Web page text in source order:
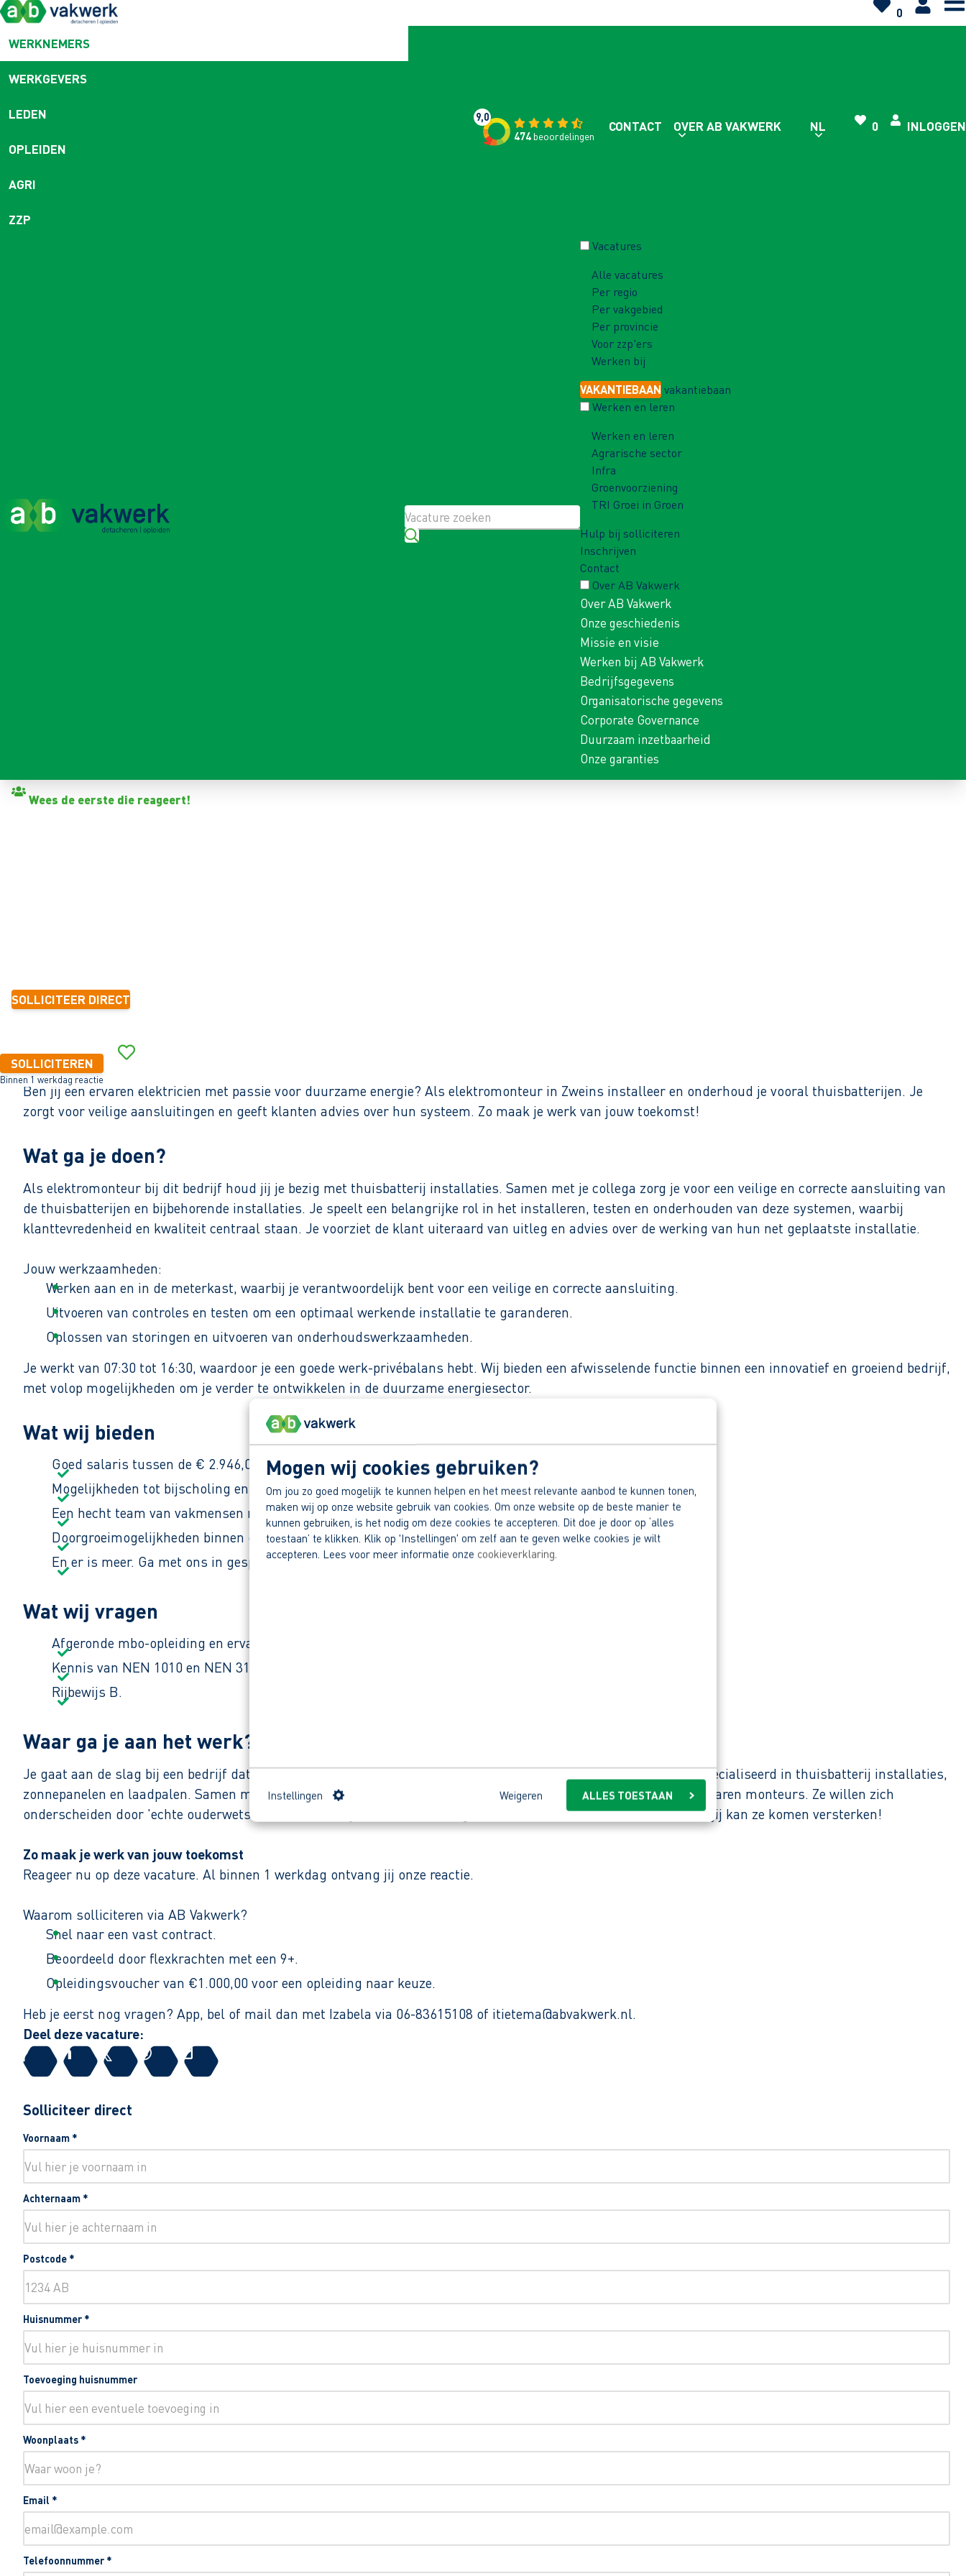
Mogen wij cookies gebruiken?
Om jou zo goed mogelijk te kunnen helpen en het meest relevante aanbod te kunnen tonen,
maken wij op onze website gebruik van cookies. Om onze website op de beste manier te
kunnen gebruiken, is het nodig om deze cookies te accepteren. Dit doe je door op ‘alles
toestaan’ te klikken. Klik op 'Instellingen' om zelf aan te geven welke cookies je wilt
accepteren. Lees voor meer informatie onze cookieverklaring.
Instellingen Weigeren ALLES TOESTAAN
0
WERKNEMERS
WERKGEVERS
LEDEN
OPLEIDEN
AGRI
ZZP
9,0
474beoordelingen
CONTACT OVER AB VAKWERK NL 0 INLOGGEN
Vacatures
Alle vacatures
Per regio
Per vakgebied
Per provincie
Voor zzp'ers
Werken bij
VAKANTIEBAAN vakantiebaan
Werken en leren
Werken en leren
Agrarische sector
Infra
Groenvoorziening
TRI Groei in Groen
Hulp bij solliciteren
Inschrijven
Contact
Over AB Vakwerk
Over AB Vakwerk
Onze geschiedenis
Missie en visie
Werken bij AB Vakwerk
Bedrijfsgegevens
Organisatorische gegevens
Corporate Governance
Duurzaam inzetbaarheid
Onze garanties
Wees de eerste die reageert!
SOLLICITEER DIRECT
SOLLICITEREN
Binnen 1 werkdag reactie
Ben jij een ervaren elektricien met passie voor duurzame energie? Als elektromonteur in Zweins installeer en onderhoud je vooral thuisbatterijen. Je
zorgt voor veilige aansluitingen en geeft klanten advies over hun systeem. Zo maak je werk van jouw toekomst!
Wat ga je doen?
Als elektromonteur bij dit bedrijf houd jij je bezig met thuisbatterij installaties. Samen met je collega zorg je voor een veilige en correcte aansluiting van
de thuisbatterijen en bijbehorende installaties. Je speelt een belangrijke rol in het installeren, testen en onderhouden van deze systemen, waarbij
klanttevredenheid en kwaliteit centraal staan. Je voorziet de klant uiteraard van uitleg en advies over de werking van hun net geplaatste installatie.
Jouw werkzaamheden:
Werken aan en in de meterkast, waarbij je verantwoordelijk bent voor een veilige en correcte aansluiting.
Uitvoeren van controles en testen om een optimaal werkende installatie te garanderen.
Oplossen van storingen en uitvoeren van onderhoudswerkzaamheden.
Je werkt van 07:30 tot 16:30, waardoor je een goede werk-privébalans hebt. Wij bieden een afwisselende functie binnen een innovatief en groeiend bedrijf,
met volop mogelijkheden om je verder te ontwikkelen in de duurzame energiesector.
Wat wij bieden
Goed salaris tussen de € 2.946,00 en € 3.534,26 bruto per maand, afhankelijk van ervaring.
Mogelijkheden tot bijscholing en certificering.
Een hecht team van vakmensen met passie voor techniek.
Doorgroeimogelijkheden binnen de organisatie.
En er is meer. Ga met ons in gesprek en ontdek jouw voordelen!
Wat wij vragen
Afgeronde mbo-opleiding en ervaring in de elektrotechniek.
Kennis van NEN 1010 en NEN 3140.
Rijbewijs B.
Waar ga je aan het werk?
Je gaat aan de slag bij een bedrijf dat groene energieoplossingen biedt aan particulieren en bedrijven. Ze zijn gespecialiseerd in thuisbatterij installaties,
zonnepanelen en laadpalen. Samen met een montagepartner garanderen ze snelle levering, ruime voorraad en ervaren monteurs. Ze willen zich
onderscheiden door 'echte ouderwetse service'. Hierbij hoort ook advies geven en daardoor maatwerk leveren. En jij kan ze komen versterken!
Zo maak je werk van jouw toekomst
Reageer nu op deze vacature. Al binnen 1 werkdag ontvang jij onze reactie.
Waarom solliciteren via AB Vakwerk?
Snel naar een vast contract.
Beoordeeld door flexkrachten met een 9+.
Opleidingsvoucher van €1.000,00 voor een opleiding naar keuze.
Heb je eerst nog vragen? App, bel of mail dan met Izabela via 06-83615108 of itietema@abvakwerk.nl.
Deel deze vacature:
Solliciteer direct
Voornaam *
Achternaam *
Postcode *
Huisnummer *
Toevoeging huisnummer
Woonplaats *
Email *
Telefoonnummer *